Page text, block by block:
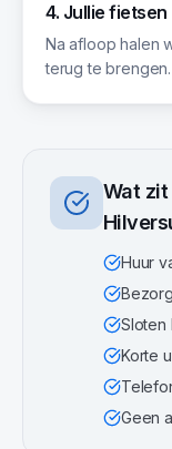
4. Jullie fietsen
Na afloop halen
terug te brengen.
Wat
Huur
Sloten
Korte
Geen